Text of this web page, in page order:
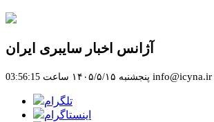
آژانس اخبار سایبری ایران
پنجشنبه ۱۴۰۵/۵/۱۵ ساعت 03:56:15 info@icyna.ir
تلگرام
اینستاگرام